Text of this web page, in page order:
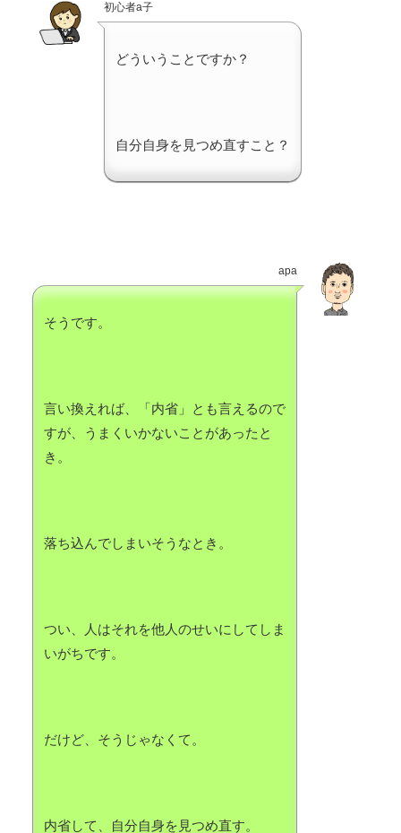
初心者a子
どういうことですか？
自分自身を見つめ直すこと？
apa
そうです。
言い換えれば、「内省」とも言えるので
すが、うまくいかないことがあったと
き。
落ち込んでしまいそうなとき。
つい、人はそれを他人のせいにしてしま
いがちです。
だけど、そうじゃなくて。
内省して、自分自身を見つめ直す。